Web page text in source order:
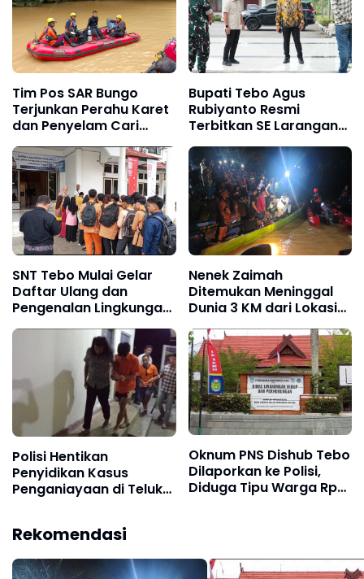
Tim Pos SAR Bungo
Terjunkan Perahu Karet
dan Penyelam Cari
Nenek Zaimah yang
Tenggelam di Sungai
Nalo Tantan Merangin
Bupati Tebo Agus
Rubiyanto Resmi
Terbitkan SE Larangan
PETI: Ancam Sanksi
Tegas Kades hingga
BPD yang Terlibat
SNT Tebo Mulai Gelar
Daftar Ulang dan
Pengenalan Lingkungan
Sekolah, Puluhan Calon
Siswa Hadir Bersama
Nenek Zaimah
Ditemukan Meninggal
Dunia 3 KM dari Lokasi
Awal, Operasi SAR
Sungai Nalo Tantan
Resmi Ditutup
Polisi Hentikan
Penyidikan Kasus
Penganiayaan di Teluk
Restoratif
Oknum PNS Dishub Tebo
Dilaporkan ke Polisi,
Diduga Tipu Warga Rp
Rekomendasi